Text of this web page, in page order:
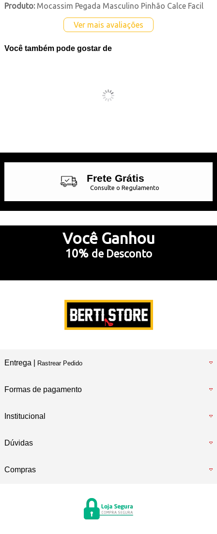
Produto:Mocassim Pegada Masculino Pinhão Calce Facil
Ver mais avaliações
Você também pode gostar de
Frete Grátis
Consulte o Regulamento
no Cartão de Crédito
5% Desconto
Você Ganhou
10% de Desconto
Entrega | Rastrear Pedido
Formas de pagamento
Institucional
Dúvidas
Compras